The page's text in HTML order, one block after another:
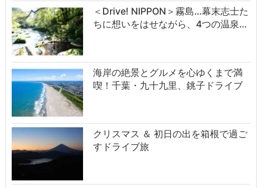
＜Drive! NIPPON＞霧島…幕末志士た
ちに想いをはせながら、4つの温泉…
海岸の絶景とグルメを心ゆくまで満
喫！千葉・九十九里、銚子ドライブ
クリスマス ＆ 初日の出を箱根で過ご
すドライブ旅